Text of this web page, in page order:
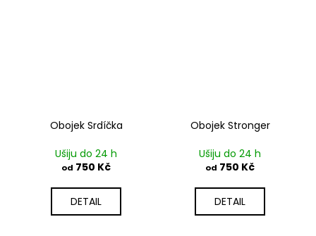
Obojek Srdíčka
Ušiju do 24 h
od 750 Kč
DETAIL
Obojek Stronger
Ušiju do 24 h
od 750 Kč
DETAIL